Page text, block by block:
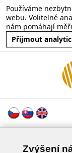
Používáme
webu. Volitelné
nám pomáhají
Přijmout
Zvýšení